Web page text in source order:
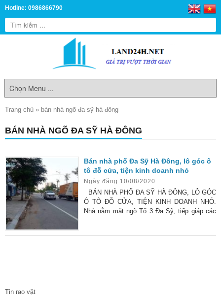
Hotline: 0986866790
Trang chủ » bán nhà ngõ đa sỹ hà đông
BÁN NHÀ NGÕ ĐA SỸ HÀ ĐÔNG
Bán nhà phố Đa Sỹ Hà Đông, lô góc ô
tô đỗ cửa, tiện kinh doanh nhỏ
Ngày đăng 10/08/2020
BÁN NHÀ PHỐ ĐA SỸ HÀ ĐÔNG, LÔ GÓC
Ô TÔ ĐỖ CỬA, TIỆN KINH DOANH NHỎ.
Nhà nằm mặt ngõ Tổ 3 Đa Sỹ, tiếp giáp các
Tin rao vặt